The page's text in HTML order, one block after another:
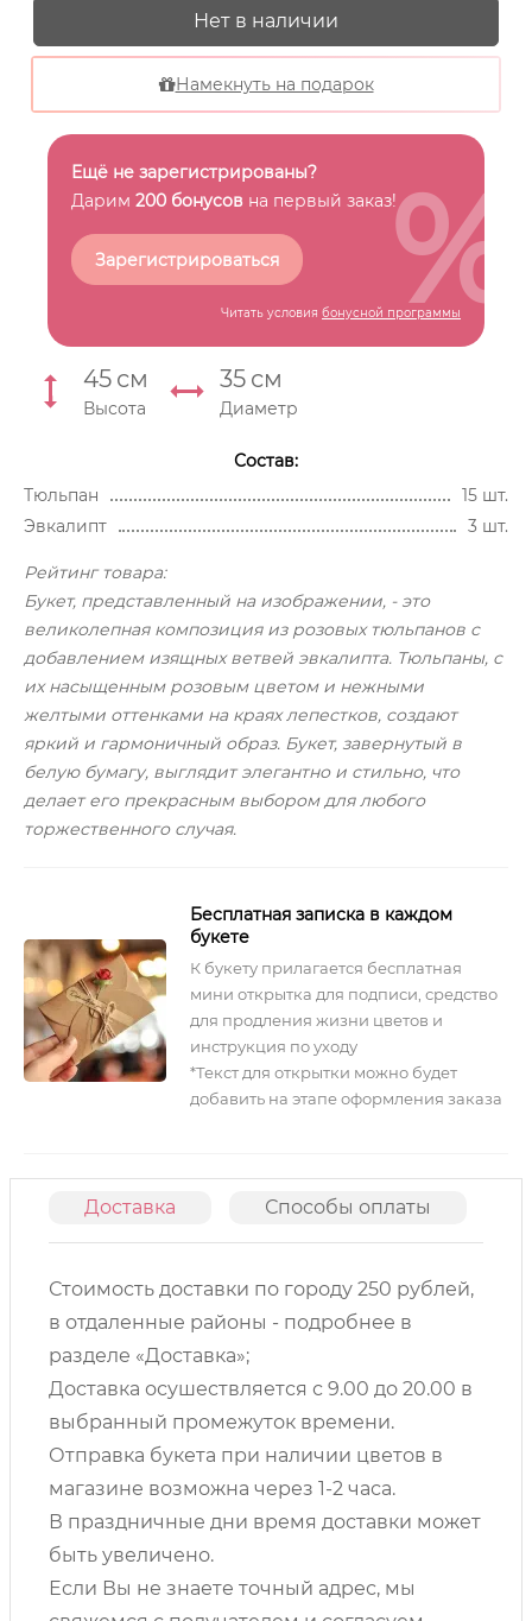
Нет в наличии
Намекнуть на подарок
Ещё не зарегистрированы?
Дарим 200 бонусов на первый заказ!
Зарегистрироваться
Читать условия бонусной программы
%
45 см
Высота
35 см
Диаметр
Состав:
Тюльпан
15 шт.
Эвкалипт
3 шт.
Рейтинг товара:
Букет, представленный на изображении, - это
великолепная композиция из розовых тюльпанов с
добавлением изящных ветвей эвкалипта. Тюльпаны, с
их насыщенным розовым цветом и нежными
желтыми оттенками на краях лепестков, создают
яркий и гармоничный образ. Букет, завернутый в
белую бумагу, выглядит элегантно и стильно, что
делает его прекрасным выбором для любого
торжественного случая.
Бесплатная записка в каждом
букете
К букету прилагается бесплатная
мини открытка для подписи, средство
для продления жизни цветов и
инструкция по уходу
*Текст для открытки можно будет
добавить на этапе оформления заказа
Доставка Способы оплаты
Стоимость доставки по городу 250 рублей,
в отдаленные районы - подробнее в
разделе «Доставка»;
Доставка осушествляется с 9.00 до 20.00 в
выбранный промежуток времени.
Отправка букета при наличии цветов в
магазине возможна через 1-2 часа.
В праздничные дни время доставки может
быть увеличено.
Если Вы не знаете точный адрес, мы